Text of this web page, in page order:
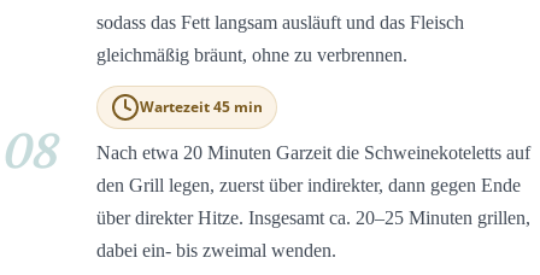
sodass das Fett langsam ausläuft und das Fleisch
gleichmäßig bräunt, ohne zu verbrennen.
Wartezeit 45 min
08
Nach etwa 20 Minuten Garzeit die Schweinekoteletts auf
den Grill legen, zuerst über indirekter, dann gegen Ende
über direkter Hitze. Insgesamt ca. 20–25 Minuten grillen,
dabei ein- bis zweimal wenden.